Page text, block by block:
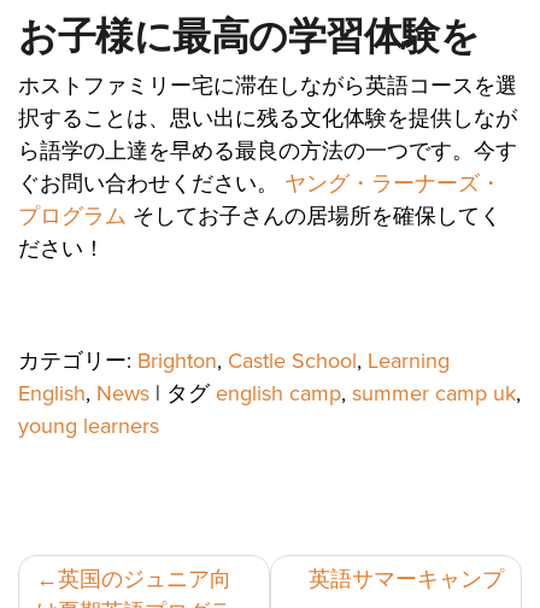
お子様に最高の学習体験を
ホストファミリー宅に滞在しながら英語コースを選
択することは、思い出に残る文化体験を提供しなが
ら語学の上達を早める最良の方法の一つです。今す
ぐお問い合わせください。 ヤング・ラーナーズ・
プログラム そしてお子さんの居場所を確保してく
ださい！
カテゴリー: Brighton, Castle School, Learning
English, News | タグ english camp, summer camp uk,
young learners
投英国のジュニア向
英語サマーキャンプ